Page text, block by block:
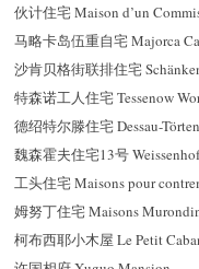
伙计住宅 Maison d’un
马略卡岛伍重自宅 Majorca
沙肯贝格街联排住宅
特森诺工人住宅 Tessenow
德绍特尔滕住宅 Dessau-
魏森霍夫住宅13号
工头住宅 Maisons pour
姆努丁住宅 Maisons
柯布西耶小木屋 Le Petit